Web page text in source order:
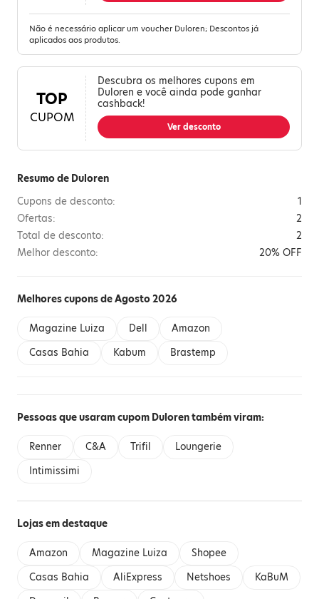
Não é necessário aplicar um voucher Duloren; Descontos já
aplicados aos produtos.
TOP
CUPOM
Descubra os melhores cupons em
Duloren e você ainda pode ganhar
cashback!
Ver desconto
Resumo de Duloren
Cupons de desconto:
1
Ofertas:
2
Total de desconto:
2
Melhor desconto:
20% OFF
Melhores cupons de Agosto 2026
Magazine Luiza Dell
Amazon
Casas Bahia
Kabum Brastemp
Pessoas que usaram cupom Duloren também viram:
Renner C&A Trifil
Loungerie
Intimissimi
Lojas em destaque
Amazon Magazine Luiza
Shopee
Casas Bahia
AliExpress Netshoes
KaBuM